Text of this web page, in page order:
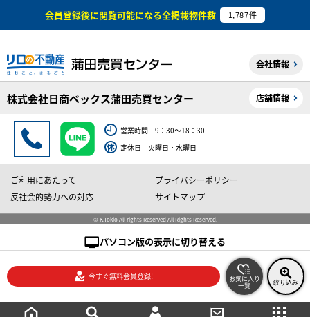
会員登録後に閲覧可能になる全掲載物件数 1,787件
会社情報
株式会社日商ベックス蒲田売買センター 店舗情報
営業時間 9：30～18：30
定休日 火曜日・水曜日
ご利用にあたって
プライバシーポリシー
反社会的勢力への対応
サイトマップ
© K.Tokio All rights Reserved All Rights Reserved.
パソコン版の表示に切り替える
今すぐ無料会員登録! お気に入り
一覧 絞り込み